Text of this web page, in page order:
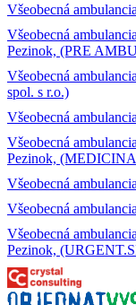
Všeobecná
Všeobecná
Pezinok, (PRE
Všeobecná
spol. s r.o.)
Všeobecná
Všeobecná
Pezinok,
Všeobecná
Všeobecná
Všeobecná
Pezinok,